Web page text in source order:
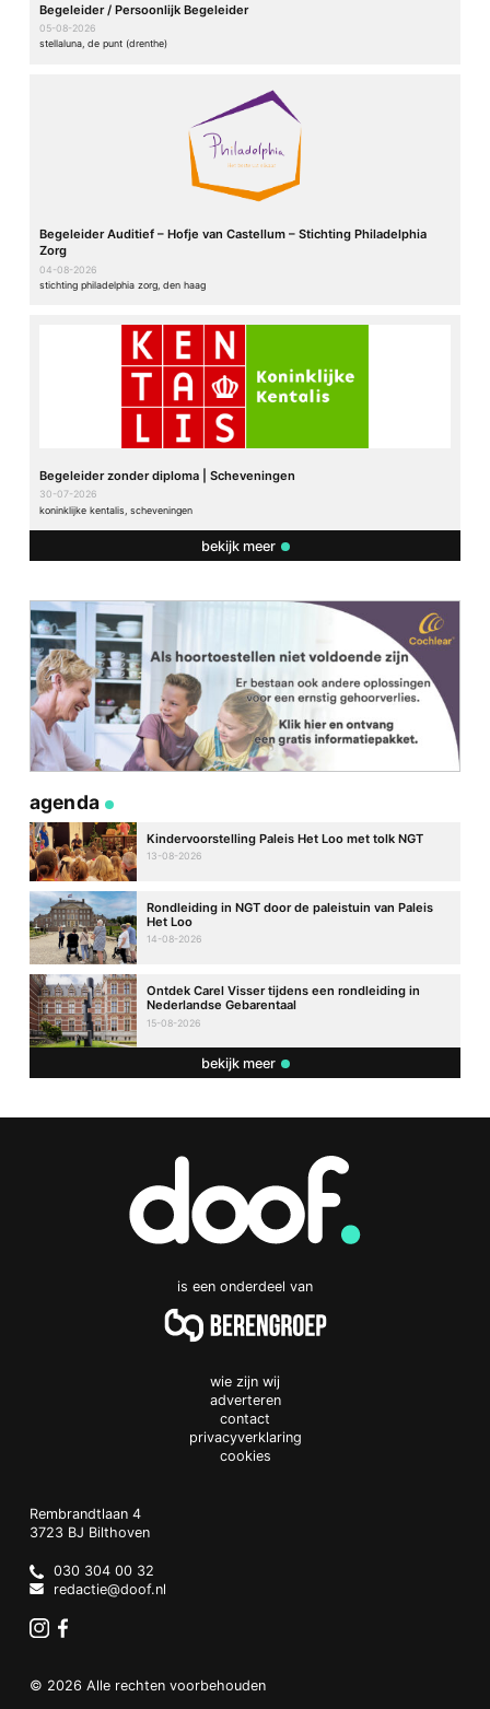
Begeleider / Persoonlijk Begeleider
05-08-2026
stellaluna, de punt (drenthe)
Begeleider Auditief – Hofje van Castellum – Stichting Philadelphia
Zorg
04-08-2026
stichting philadelphia zorg, den haag
Begeleider zonder diploma | Scheveningen
30-07-2026
koninklijke kentalis, scheveningen
bekijk meer
agenda
Kindervoorstelling Paleis Het Loo met tolk NGT
13-08-2026
Rondleiding in NGT door de paleistuin van Paleis
Het Loo
14-08-2026
Ontdek Carel Visser tijdens een rondleiding in
Nederlandse Gebarentaal
15-08-2026
bekijk meer
is een onderdeel van
wie zijn wij
adverteren
contact
privacyverklaring
cookies
Doof.nl
work
Rembrandtlaan 4
3723 BJ Bilthoven
Netherlands
030 304 00 32
redactie@doof.nl
© 2026 Alle rechten voorbehouden